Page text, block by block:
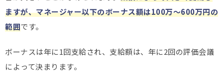
ますが、マネージャー以下のボーナス額は100万～600万円の
範囲です。
ボーナスは年に1回支給され、支給額は、年に2回の評価会議
によって決まります。